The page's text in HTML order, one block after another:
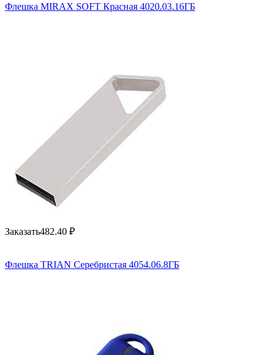
Флешка MIRAX SOFT Красная 4020.03.16ГБ
Заказать482.40 ₽
Флешка TRIAN Серебристая 4054.06.8ГБ